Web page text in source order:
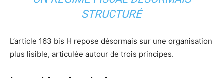
STRUCTURÉ
L’article 163 bis H repose désormais sur une organisation
plus lisible, articulée autour de trois principes.